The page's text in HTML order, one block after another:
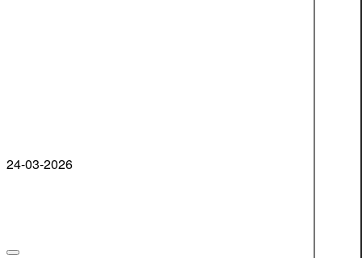
24-03-2026